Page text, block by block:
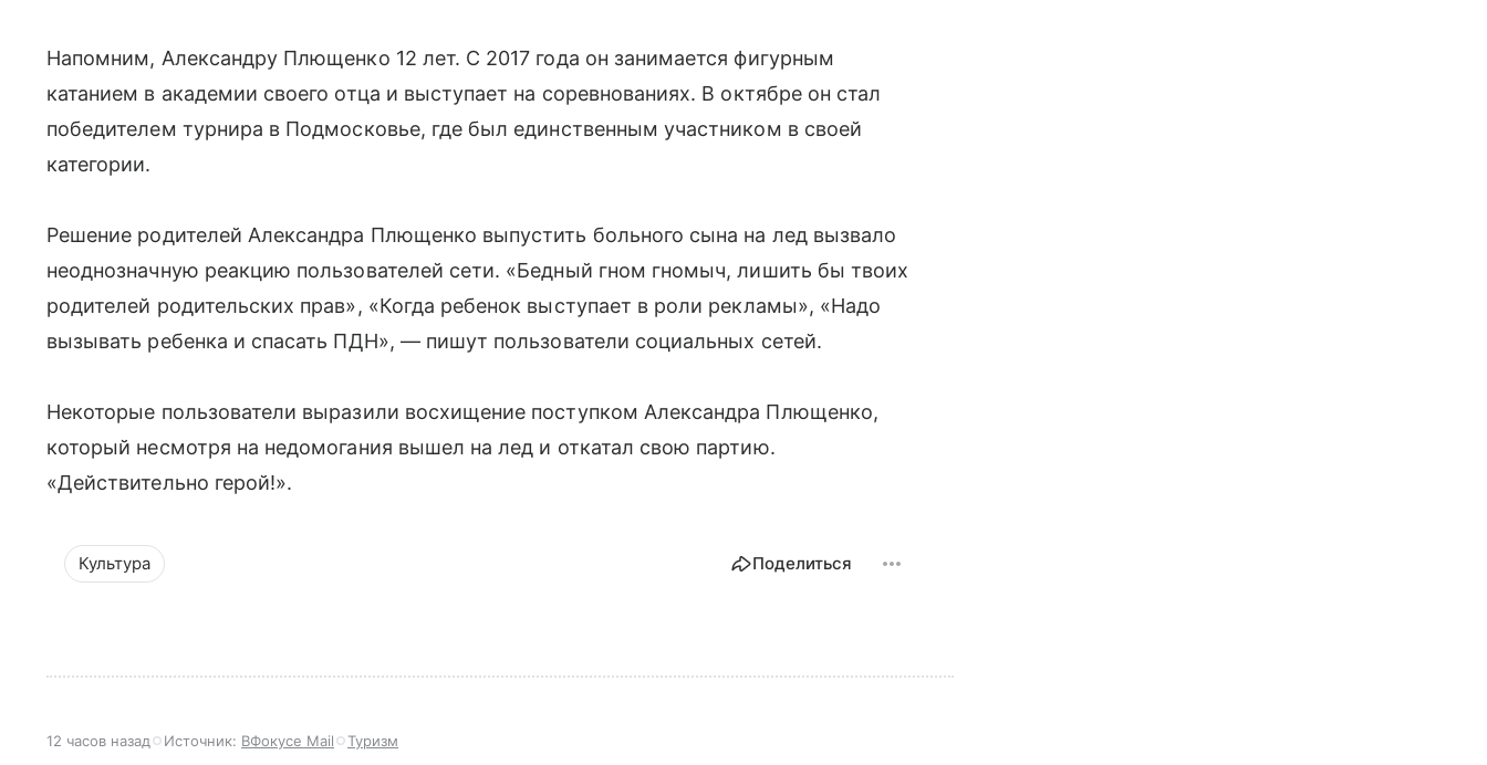
Напомним, Александру Плющенко 12 лет. С 2017 года он занимается фигурным
катанием в академии своего отца и выступает на соревнованиях. В октябре он стал
победителем турнира в Подмосковье, где был единственным участником в своей
категории.
Решение родителей Александра Плющенко выпустить больного сына на лед вызвало
неоднозначную реакцию пользователей сети. «Бедный гном гномыч, лишить бы твоих
родителей родительских прав», «Когда ребенок выступает в роли рекламы», «Надо
вызывать ребенка и спасать ПДН», — пишут пользователи социальных сетей.
Некоторые пользователи выразили восхищение поступком Александра Плющенко,
который несмотря на недомогания вышел на лед и откатал свою партию.
«Действительно герой!».
Культура Поделиться
12 часов назад Источник: ВФокусе Mail Туризм